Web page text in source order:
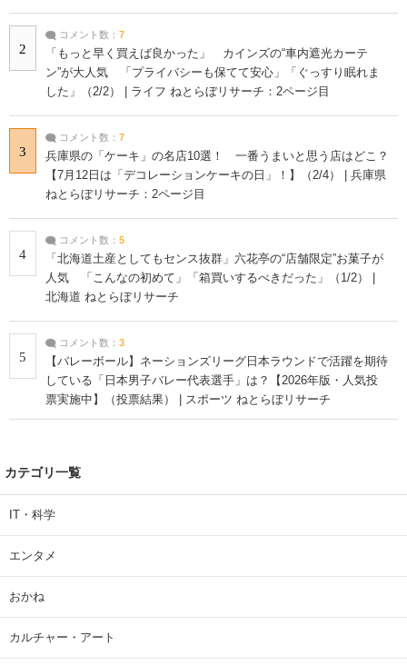
2
コメント数： 7
「もっと早く買えば良かった」 カインズの“車内遮光カーテ
ン”が大人気 「プライバシーも保てて安心」「ぐっすり眠れま
した」（2/2） | ライフ ねとらぼリサーチ：2ページ目
3
コメント数： 7
兵庫県の「ケーキ」の名店10選！ 一番うまいと思う店はどこ？
【7月12日は「デコレーションケーキの日」！】（2/4） | 兵庫県
ねとらぼリサーチ：2ページ目
4
コメント数： 5
「北海道土産としてもセンス抜群」六花亭の“店舗限定”お菓子が
人気 「こんなの初めて」「箱買いするべきだった」（1/2） |
北海道 ねとらぼリサーチ
5
コメント数： 3
【バレーボール】ネーションズリーグ日本ラウンドで活躍を期待
している「日本男子バレー代表選手」は？【2026年版・人気投
票実施中】（投票結果） | スポーツ ねとらぼリサーチ
カテゴリ一覧
IT・科学
エンタメ
おかね
カルチャー・アート